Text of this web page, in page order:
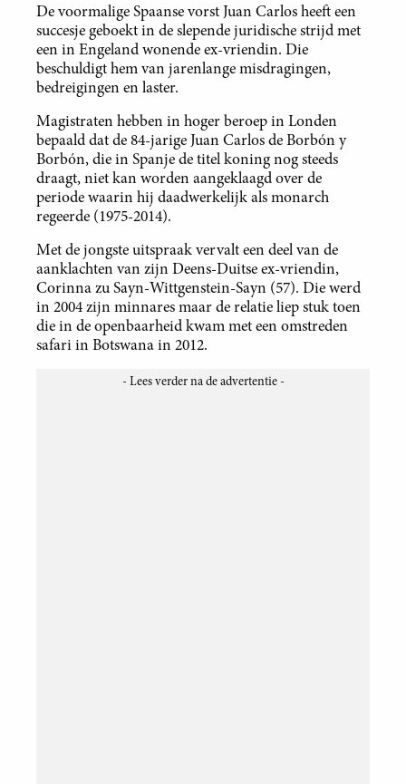
De voormalige Spaanse vorst Juan Carlos heeft een
succesje geboekt in de slepende juridische strijd met
een in Engeland wonende ex-vriendin. Die
beschuldigt hem van jarenlange misdragingen,
bedreigingen en laster.
Magistraten hebben in hoger beroep in Londen
bepaald dat de 84-jarige Juan Carlos de Borbón y
Borbón, die in Spanje de titel koning nog steeds
draagt, niet kan worden aangeklaagd over de
periode waarin hij daadwerkelijk als monarch
regeerde (1975-2014).
Met de jongste uitspraak vervalt een deel van de
aanklachten van zijn Deens-Duitse ex-vriendin,
Corinna zu Sayn-Wittgenstein-Sayn (57). Die werd
in 2004 zijn minnares maar de relatie liep stuk toen
die in de openbaarheid kwam met een omstreden
safari in Botswana in 2012.